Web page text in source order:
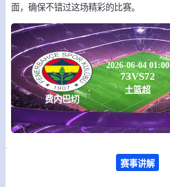
面，确保不错过这场精彩的比赛。
费内巴切
2026-06-04 01:00
73VS72
土篮超
赛事讲解